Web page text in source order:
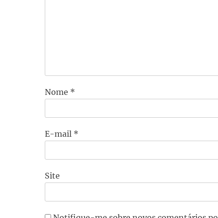
Nome *
E-mail *
Site